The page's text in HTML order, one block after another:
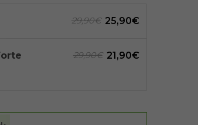
29,90€ 25,90€
29,90€ 21,90€